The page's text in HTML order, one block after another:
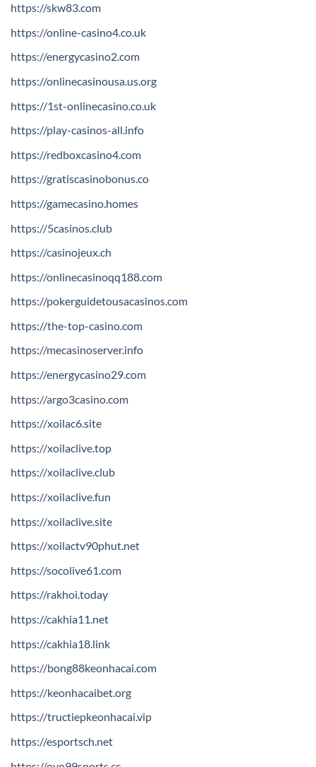
https://skw83.com
https://online-casino4.co.uk
https://energycasino2.com
https://onlinecasinousa.us.org
https://1st-onlinecasino.co.uk
https://play-casinos-all.info
https://redboxcasino4.com
https://gratiscasinobonus.co
https://gamecasino.homes
https://5casinos.club
https://casinojeux.ch
https://onlinecasinoqq188.com
https://pokerguidetousacasinos.com
https://the-top-casino.com
https://mecasinoserver.info
https://energycasino29.com
https://argo3casino.com
https://xoilac6.site
https://xoilaclive.top
https://xoilaclive.club
https://xoilaclive.fun
https://xoilaclive.site
https://xoilactv90phut.net
https://socolive61.com
https://rakhoi.today
https://cakhia11.net
https://cakhia18.link
https://bong88keonhacai.com
https://keonhacaibet.org
https://tructiepkeonhacai.vip
https://esportsch.net